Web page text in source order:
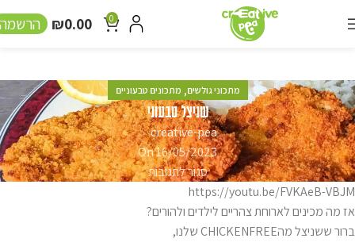
הרשמה 0
₪0.00
מתכוני גולשים, מתכונים טבעוניים
שניצל טבעוני
creative-pea
On 16/05/2023
סגור לתגובות
https://youtu.be/FVKAeB-VBJM
אז מה מכינים לארוחת צהריים לילדים ולהורים?
ברור ששניצל מהCHICKENFREE שלנו,